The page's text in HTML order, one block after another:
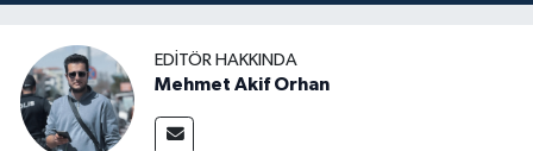
EDITÖR HAKKINDA
Mehmet Akif Orhan